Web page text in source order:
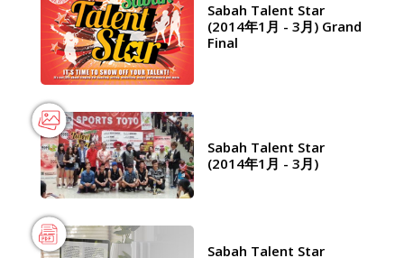
Sabah Talent Star
(2014年1月 - 3月) Grand
Final
Sabah Talent Star
(2014年1月 - 3月)
Sabah Talent Star